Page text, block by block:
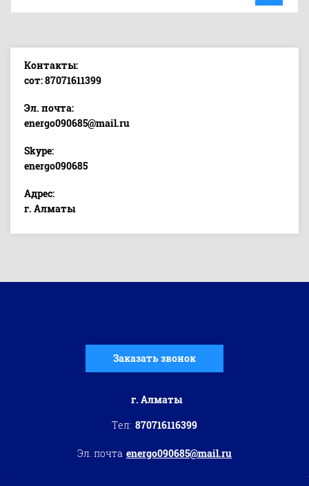
Контакты:
сот: 87071611399
Эл. почта:
energo090685@mail.ru
Skype:
energo090685
Адрес:
г. Алматы
Заказать звонок
г. Алматы
Тел: 870716116399
Эл. почта energo090685@mail.ru